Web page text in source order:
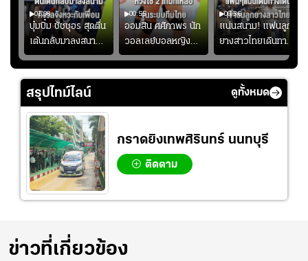
01:08
บุ๋มบิ๋ม ชัชชุอร สุดตื่น
เต้นกลับมาลงสนาม
ให้ทีมชาติ แอบกังวล
จังหวะไม่เข้ากับเพื่อน
00:55
ออมสิน ศศิภาพร นัก
วอลเลย์บอลหญิงทีม
ชาติไทย หวังใช้ 2
เกมที่เหลือ ปรับจู
00:36
แน่นสนาม! แฟนลูก
ยางสาวไทยเดินทาง
เข้ามาเชียร์สาวไทย
อย่างคึกคัก เพื่อให้
กำลังใจ ก่อนที่สาว
สรุปไทม์ไลน์ ดูทั้งหมด
กราดยิงเทพศิรินทร์ นนทบุรี
ติดตาม
ข่าวที่เกี่ยวข้อง